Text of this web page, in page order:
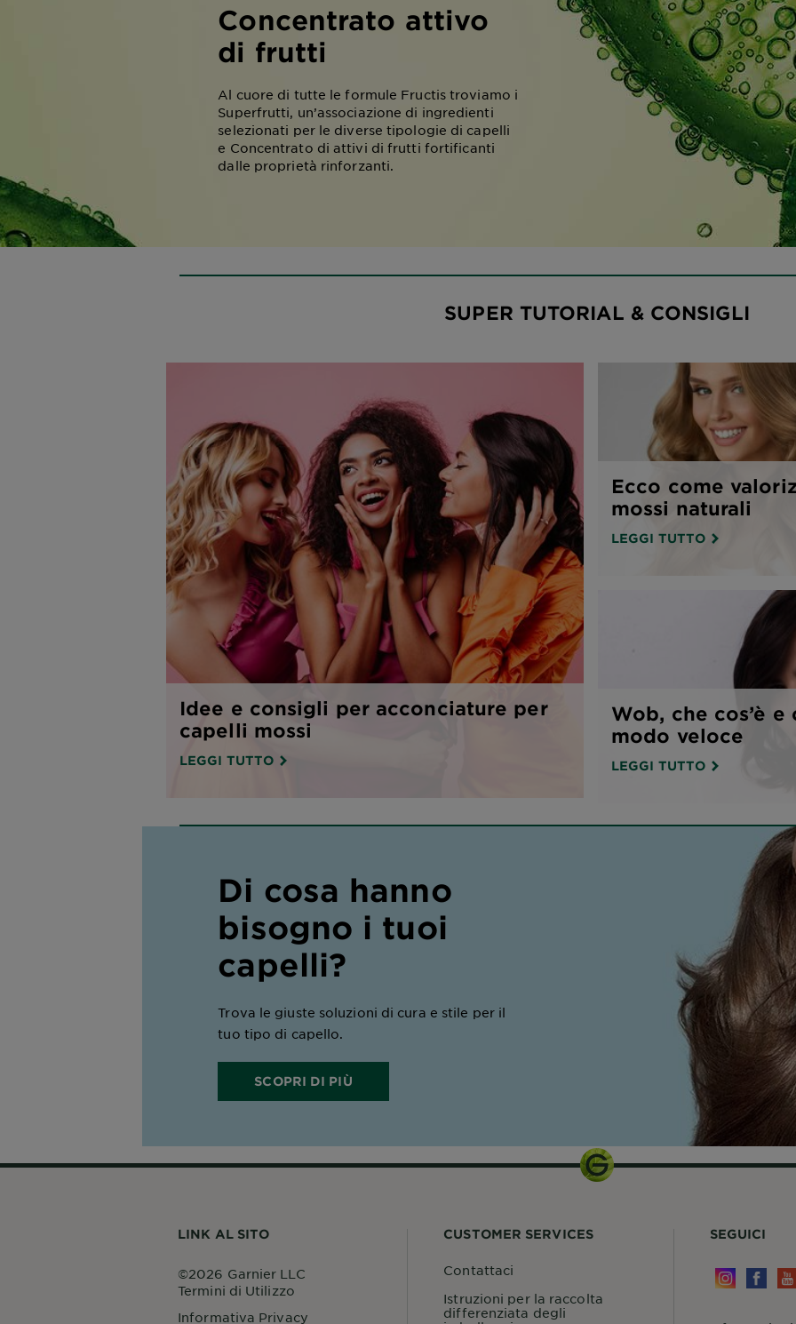
Concentrato attivo
di frutti
Al cuore di tutte le formule Fructis troviamo i
Superfrutti, un’associazione di ingredienti
selezionati per le diverse tipologie di capelli
e Concentrato di attivi di frutti fortificanti
dalle proprietà rinforzanti.
SUPER TUTORIAL & CONSIGLI
Idee e consigli per acconciature per
capelli mossi
LEGGI TUTTO
Ecco come
mossi naturali
LEGGI TUTTO
Wob, che cos’è
modo veloce
LEGGI TUTTO
Di cosa hanno
bisogno i tuoi
capelli?
Trova le giuste soluzioni di cura e stile per il
tuo tipo di capello.
SCOPRI DI PIÙ
LINK AL SITO
Termini di Utilizzo
Informativa Privacy
©2026 Garnier LLC
CUSTOMER SERVICES
Contattaci
Istruzioni per la raccolta
differenziata degli
SEGUICI